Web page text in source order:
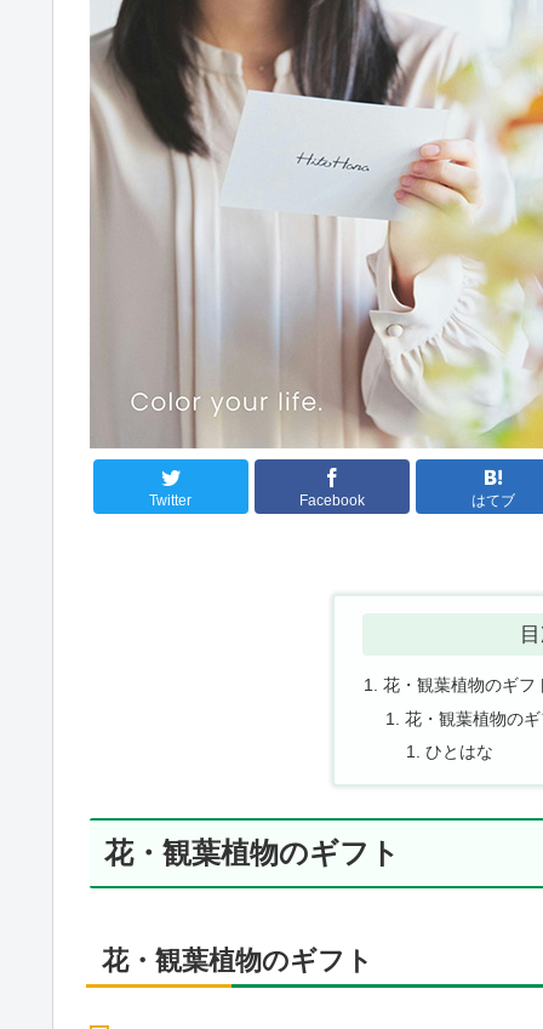
Twitter Facebook はてブ
花・観葉植物のギフ
花・観葉植物の
ひとはな
花・観葉植物のギフト
花・観葉植物のギフト